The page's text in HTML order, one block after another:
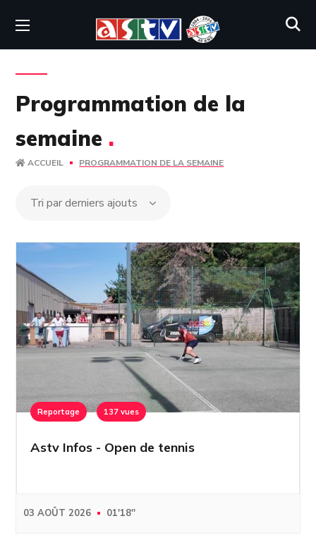
Programmation de la
semaine .
ACCUEIL PROGRAMMATION DE LA SEMAINE
Reportage 137 vues
Astv Infos - Open de tennis
03 AOÛT 2026 01'18''